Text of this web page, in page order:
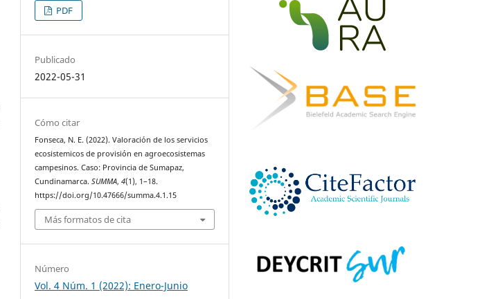
PDF
Publicado
2022-05-31
Cómo citar
Fonseca, N. E. (2022). Valoración de los servicios
ecosistemicos de provisión en agroecosistemas
campesinos. Caso: Provincia de Sumapaz,
Cundinamarca.SUMMA,4(1), 1–18.
https://doi.org/10.47666/summa.4.1.15
Más formatos de cita
Número
Vol. 4 Núm. 1 (2022): Enero-Junio